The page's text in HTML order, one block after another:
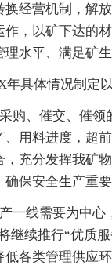
经营机制，解
，以矿下达的
水平、满足矿生
体情况制定以
、催交、催领
用料进度，超
，充分发挥我矿
保安全生产重
线需要为中心
继续推行“优质
低各类管理供应